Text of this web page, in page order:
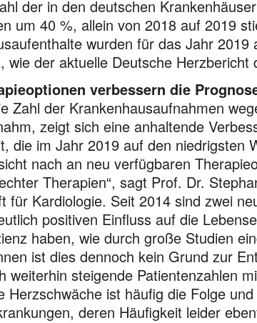
der in den deutschen
um 40 %, allein von 2018 auf 2019
wurden für das Jahr 2019
wie der aktuelle Deutsche Herzbericht
verbessern die
Zahl der Krankenhausaufnahmen
zeigt sich eine anhaltende
die im Jahr 2019 auf den niedrigsten
nach an neu verfügbaren
Therapien“, sagt Prof. Dr.
für Kardiologie. Seit 2014 sind zwei
positiven Einfluss auf die
haben, wie durch große Studien
ist dies dennoch kein Grund zur
weiterhin steigende Patientenzahlen
Herzschwäche ist häufig die Folge
deren Häufigkeit leider